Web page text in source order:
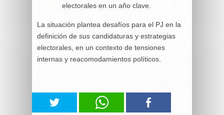
electorales en un año clave.
La situación plantea desafíos para el PJ en la
definición de sus candidaturas y estrategias
electorales, en un contexto de tensiones
internas y reacomodamientos políticos.